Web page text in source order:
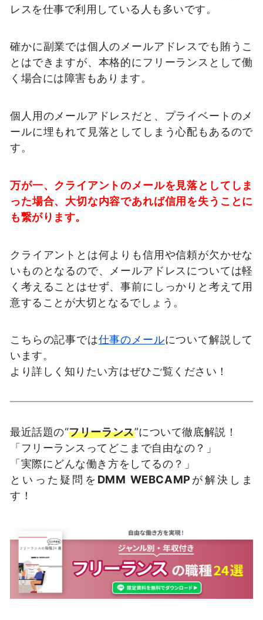
レスを仕事で利用している人も多いです。
確かに副業では個人のメールアドレスでも賄うこ
とはできますが、本格的にフリーランスとして働
く場合には障害もあります。
個人用のメールアドレスだと、プライベートのメ
ールに埋もれて見落としてしまう心配もあるので
す。
万が一、クライアントのメールを見落としてしま
った場合、大切な内容であれば信用を失うことに
も繋がります。
クライアントとは何よりも信用や信頼が欠かせな
いものとなるので、メールアドレスについては軽
く考えることはせず、事前にしっかりと考えて用
意することが大切となるでしょう。
こちらの記事では仕事のメールについて解説して
います。
より詳しく知りたい方はぜひご覧ください！
最近話題の“フリーランス”について徹底解説！
「フリーランスってどこまで自由なの？」
「実際にどんな働き方をしてるの？」
といった疑問を DMM WEBCAMPが解決しま
す！